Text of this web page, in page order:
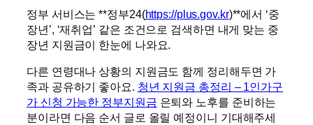
정부 서비스는 **정부24(https://plus.gov.kr)**에서 ‘중
장년’, ‘재취업’ 같은 조건으로 검색하면 내게 맞는 중
장년 지원금이 한눈에 나와요.
다른 연령대나 상황의 지원금도 함께 정리해두면 가
족과 공유하기 좋아요. 청년 지원금 총정리 – 1인가구
가 신청 가능한 정부지원금 은퇴와 노후를 준비하는
분이라면 다음 순서 글로 올릴 예정이니 기대해주세